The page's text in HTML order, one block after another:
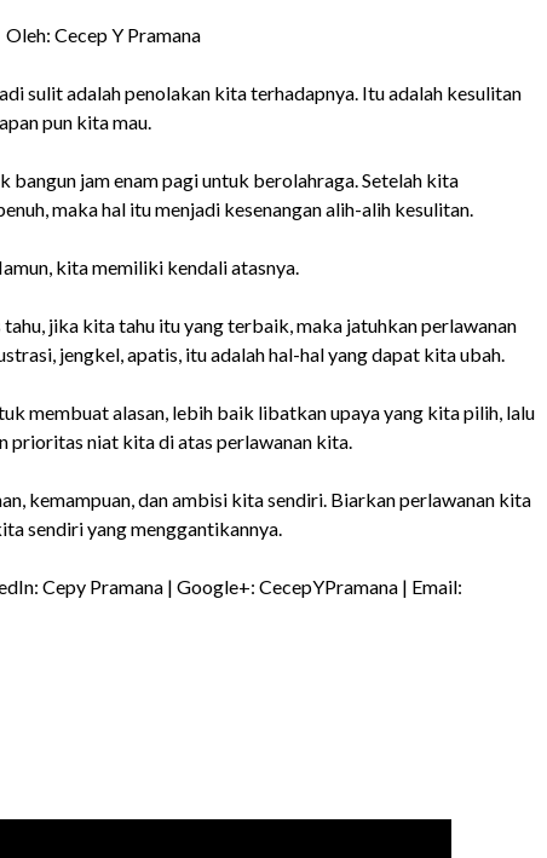
Oleh: Cecep Y Pramana
sulit adalah penolakan kita terhadapnya. Itu adalah kesulitan
pun kita mau.
bangun jam enam pagi untuk berolahraga. Setelah kita
maka hal itu menjadi kesenangan alih-alih kesulitan.
kita memiliki kendali atasnya.
jika kita tahu itu yang terbaik, maka jatuhkan perlawanan
jengkel, apatis, itu adalah hal-hal yang dapat kita ubah.
membuat alasan, lebih baik libatkan upaya yang kita pilih, lalu
prioritas niat kita di atas perlawanan kita.
kemampuan, dan ambisi kita sendiri. Biarkan perlawanan kita
sendiri yang menggantikannya.
Cepy Pramana | Google+: CecepYPramana | Email: